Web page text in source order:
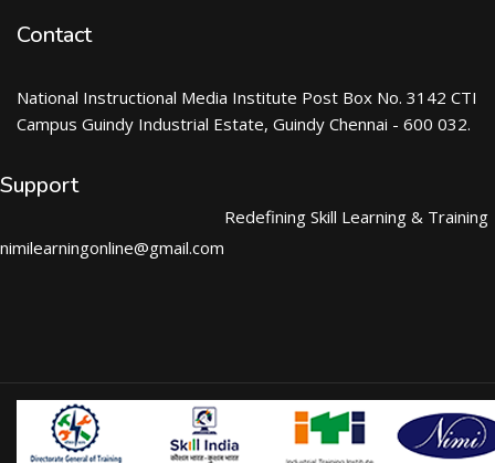
Contact
National Instructional Media Institute Post Box No. 3142 CTI
Campus Guindy Industrial Estate, Guindy Chennai - 600 032.
Support
nimilearningonline@gmail.com
Redefining Skill Learning & Training